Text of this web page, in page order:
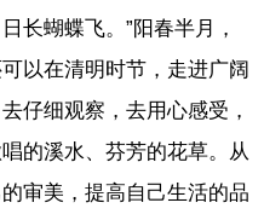
长蝴蝶飞。”阳春半月，
以在清明时节，走进广阔
仔细观察，去用心感受，
的溪水、芬芳的花草。从
审美，提高自己生活的品